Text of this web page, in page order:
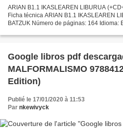
ARIAN B1.1 IKASLEAREN LIBURUA
Ficha técnica ARIAN B1.1 IKASLEAREN
BATZUK Número de páginas: 164 Idioma:
edición:...
Google libros pdf
MALFORMALISMO
Edition)
Publié le 17/01/2020 à 11:53
Par nkewivyck